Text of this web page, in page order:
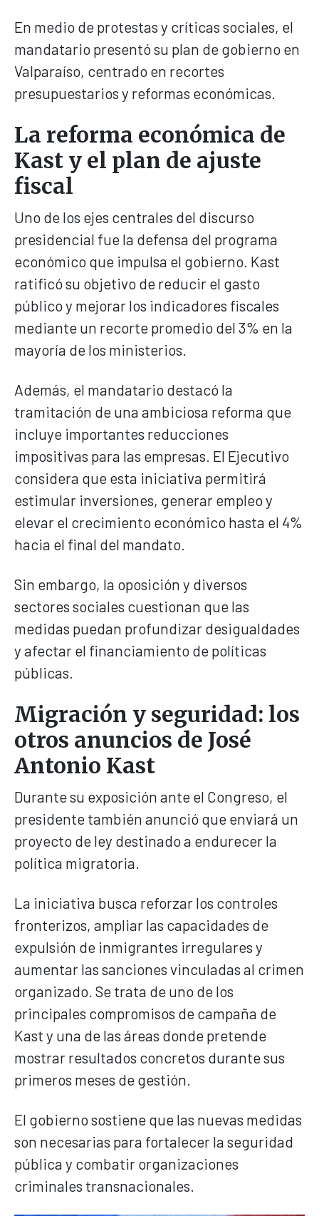
En medio de protestas y críticas sociales, el
mandatario presentó su plan de gobierno en
Valparaíso, centrado en recortes
presupuestarios y reformas económicas.
La reforma económica de
Kast y el plan de ajuste
fiscal
Uno de los ejes centrales del discurso
presidencial fue la defensa del programa
económico que impulsa el gobierno. Kast
ratificó su objetivo de reducir el gasto
público y mejorar los indicadores fiscales
mediante un recorte promedio del 3% en la
mayoría de los ministerios.
Además, el mandatario destacó la
tramitación de una ambiciosa reforma que
incluye importantes reducciones
impositivas para las empresas. El Ejecutivo
considera que esta iniciativa permitirá
estimular inversiones, generar empleo y
elevar el crecimiento económico hasta el 4%
hacia el final del mandato.
Sin embargo, la oposición y diversos
sectores sociales cuestionan que las
medidas puedan profundizar desigualdades
y afectar el financiamiento de políticas
públicas.
Migración y seguridad: los
otros anuncios de José
Antonio Kast
Durante su exposición ante el Congreso, el
presidente también anunció que enviará un
proyecto de ley destinado a endurecer la
política migratoria.
La iniciativa busca reforzar los controles
fronterizos, ampliar las capacidades de
expulsión de inmigrantes irregulares y
aumentar las sanciones vinculadas al crimen
organizado. Se trata de uno de los
principales compromisos de campaña de
Kast y una de las áreas donde pretende
mostrar resultados concretos durante sus
primeros meses de gestión.
El gobierno sostiene que las nuevas medidas
son necesarias para fortalecer la seguridad
pública y combatir organizaciones
criminales transnacionales.